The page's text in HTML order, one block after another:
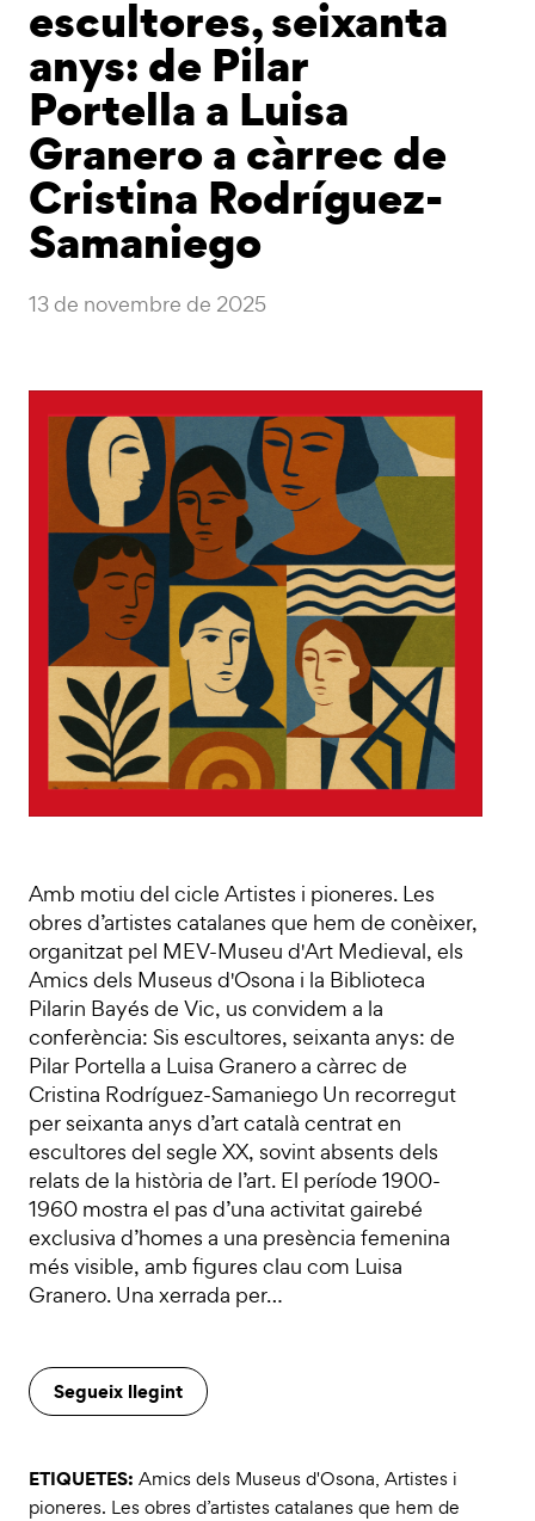
escultores, seixanta
anys: de Pilar
Portella a Luisa
Granero a càrrec de
Cristina Rodríguez-
Samaniego
13 de novembre de 2025
Amb motiu del cicle Artistes i pioneres. Les
obres d’artistes catalanes que hem de conèixer,
organitzat pel MEV-Museu d'Art Medieval, els
Amics dels Museus d'Osona i la Biblioteca
Pilarin Bayés de Vic, us convidem a la
conferència: Sis escultores, seixanta anys: de
Pilar Portella a Luisa Granero a càrrec de
Cristina Rodríguez-Samaniego Un recorregut
per seixanta anys d’art català centrat en
escultores del segle XX, sovint absents dels
relats de la història de l’art. El període 1900-
1960 mostra el pas d’una activitat gairebé
exclusiva d’homes a una presència femenina
més visible, amb figures clau com Luisa
Granero. Una xerrada per…
Segueix llegint
ETIQUETES: Amics dels Museus d'Osona, Artistes i
pioneres. Les obres d’artistes catalanes que hem de